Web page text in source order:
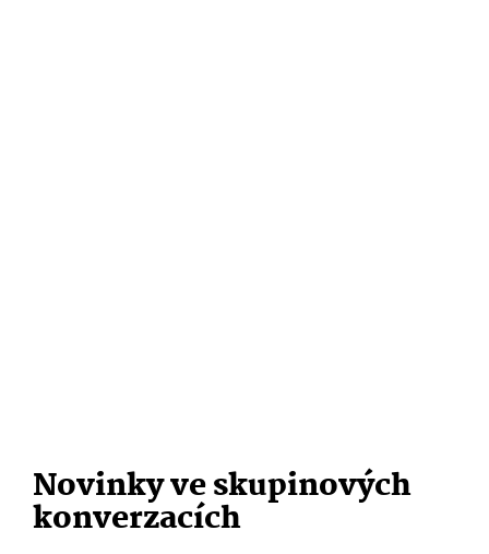
Novinky ve skupinových
konverzacích